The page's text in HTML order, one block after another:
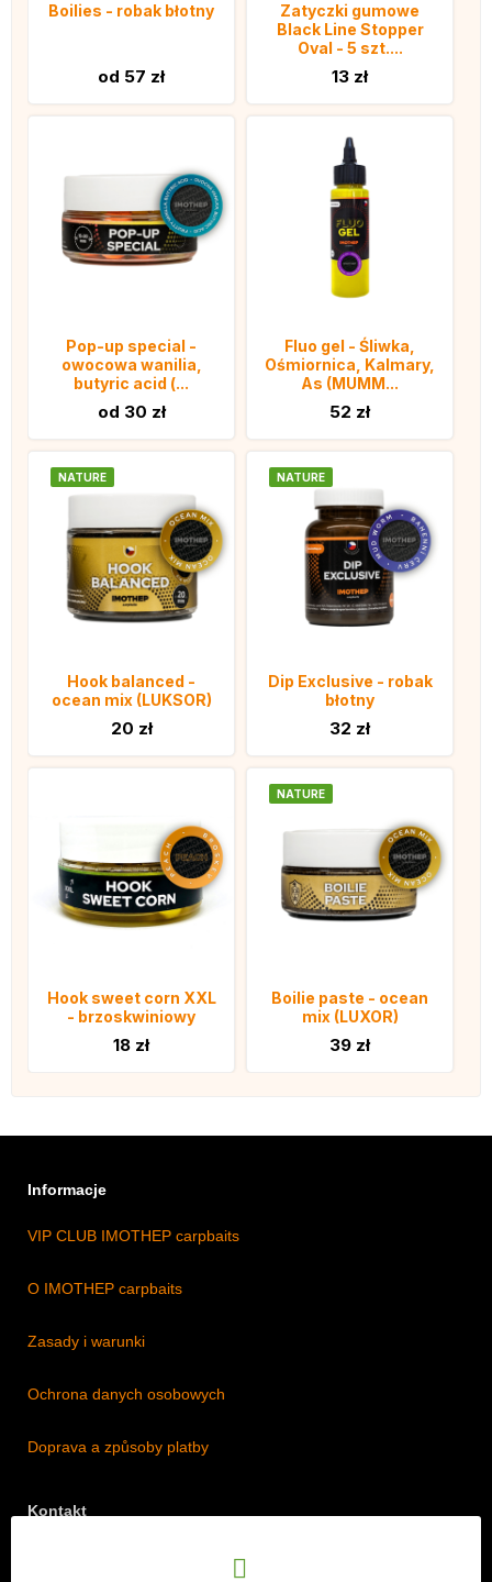
Boilies - robak błotny
od 57 zł
Zatyczki gumowe
Black Line Stopper
Oval - 5 szt....
13 zł
Pop-up special -
owocowa wanilia,
butyric acid (...
od 30 zł
Fluo gel - Śliwka,
Ośmiornica, Kalmary,
As (MUMM...
52 zł
NATURE
Hook balanced -
ocean mix (LUKSOR)
20 zł
NATURE
Dip Exclusive - robak
błotny
32 zł
Hook sweet corn XXL
- brzoskwiniowy
18 zł
NATURE
Boilie paste - ocean
mix (LUXOR)
39 zł
Informacje
VIP CLUB IMOTHEP carpbaits
O IMOTHEP carpbaits
Zasady i warunki
Ochrona danych osobowych
Doprava a způsoby platby
Kontakt